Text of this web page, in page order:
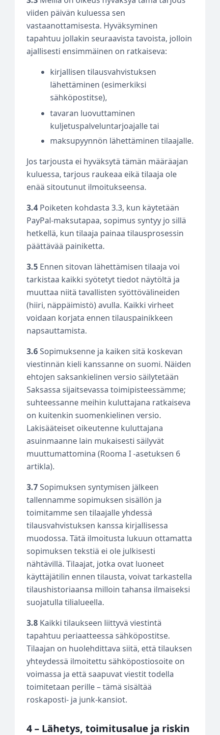
viiden päivän kuluessa sen
vastaanottamisesta. Hyväksyminen
tapahtuu jollakin seuraavista tavoista, jolloin
ajallisesti ensimmäinen on ratkaiseva:
kirjallisen tilausvahvistuksen
lähettäminen (esimerkiksi
sähköpostitse),
tavaran luovuttaminen
kuljetuspalveluntarjoajalle tai
maksupyynnön lähettäminen tilaajalle.
Jos tarjousta ei hyväksytä tämän määräajan
kuluessa, tarjous raukeaa eikä tilaaja ole
enää sitoutunut ilmoitukseensa.
3.4 Poiketen kohdasta 3.3, kun käytetään
PayPal-maksutapaa, sopimus syntyy jo sillä
hetkellä, kun tilaaja painaa tilausprosessin
päättävää painiketta.
3.5 Ennen sitovan lähettämisen tilaaja voi
tarkistaa kaikki syötetyt tiedot näytöltä ja
muuttaa niitä tavallisten syöttövälineiden
(hiiri, näppäimistö) avulla. Kaikki virheet
voidaan korjata ennen tilauspainikkeen
napsauttamista.
3.6Sopimuksenne ja kaiken sitä koskevan
viestinnän kieli kanssanne on suomi. Näiden
ehtojen saksankielinen versio säilytetään
Saksassa sijaitsevassa toimipisteessämme;
suhteessanne meihin kuluttajana ratkaiseva
on kuitenkin suomenkielinen versio.
Lakisääteiset oikeutenne kuluttajana
asuinmaanne lain mukaisesti säilyvät
muuttumattomina (Rooma I -asetuksen 6
artikla).
3.7Sopimuksen syntymisen jälkeen
tallennamme sopimuksen sisällön ja
toimitamme sen tilaajalle yhdessä
tilausvahvistuksen kanssa kirjallisessa
muodossa. Tätä ilmoitusta lukuun ottamatta
sopimuksen tekstiä ei ole julkisesti
nähtävillä. Tilaajat, jotka ovat luoneet
käyttäjätilin ennen tilausta, voivat tarkastella
tilaushistoriaansa milloin tahansa ilmaiseksi
suojatulla tilialueella.
3.8 Kaikki tilaukseen liittyvä viestintä
tapahtuu periaatteessa sähköpostitse.
Tilaajan on huolehdittava siitä, että tilauksen
yhteydessä ilmoitettu sähköpostiosoite on
voimassa ja että saapuvat viestit todella
toimitetaan perille – tämä sisältää
roskaposti- ja junk-kansiot.
4 – Lähetys, toimitusalue ja riskin